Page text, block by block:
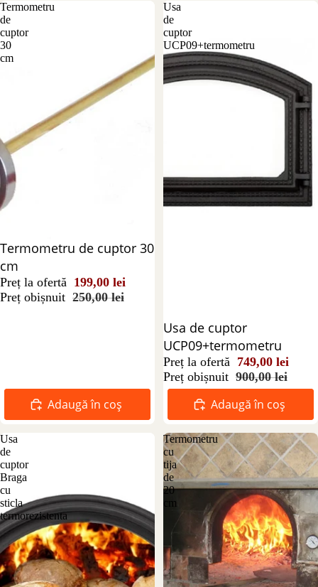
Termometru
de
cuptor
30
cm
Reducere 20%
Termometru de cuptor 30
cm
Preț la ofertă 199,00 lei
Preț obișnuit 250,00 lei
Adaugă în coș
Usa
de
cuptor
UCP09+termometru
Reducere 17%
Usa de cuptor
UCP09+termometru
Preț la ofertă 749,00 lei
Preț obișnuit 900,00 lei
Adaugă în coș
Usa
de
cuptor
Braga
cu
sticla
termorezistenta
Termometru
cu
tija
de
20
cm